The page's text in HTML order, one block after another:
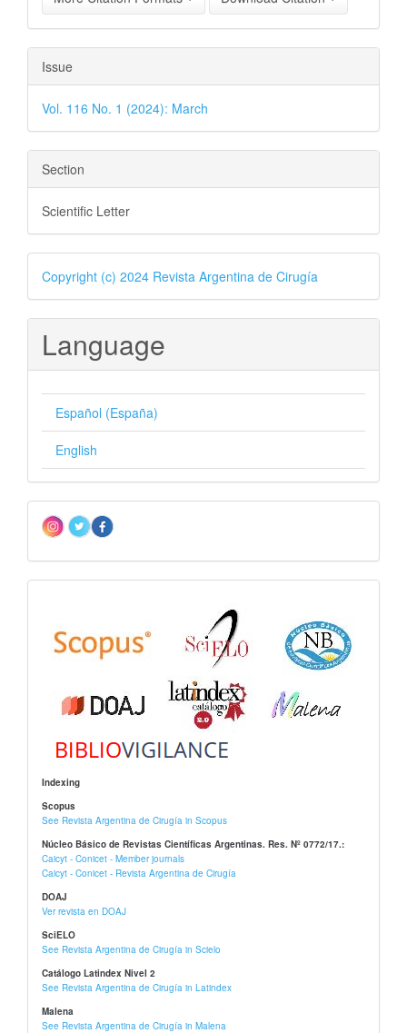
Issue
Vol. 116 No. 1 (2024): March
Section
Scientific Letter
Copyright (c) 2024 Revista Argentina de Cirugía
Language
Español (España)
English
Redes
sociales
Indexing
Scopus
See Revista Argentina de Cirugía in Scopus
Núcleo Básico de Revistas Científicas Argentinas. Res. Nº 0772/17.:
Caicyt - Conicet - Member journals
Caicyt - Conicet - Revista Argentina de Cirugía
DOAJ
Ver revista en DOAJ
SciELO
See Revista Argentina de Cirugía in Scielo
Catálogo Latindex Nivel 2
See Revista Argentina de Cirugía in Latindex
Malena
See Revista Argentina de Cirugía in Malena